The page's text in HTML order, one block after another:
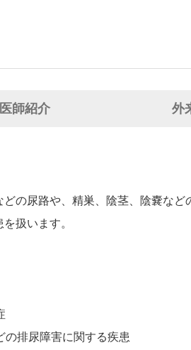
医師紹介 外
の尿路や、精巣、陰茎、陰嚢など
扱います。
の排尿障害に関する疾患